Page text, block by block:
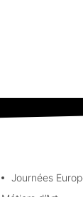
Journées